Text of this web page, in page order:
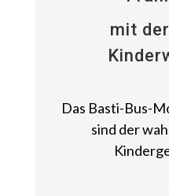
mit
Das Basti-Bus-
sind der